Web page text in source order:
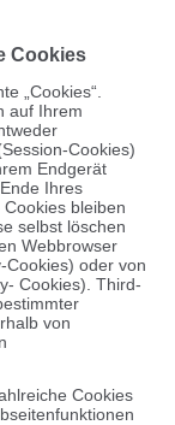
Cookies
„Cookies“.
auf Ihrem
Cookies)
Endgerät
Ihres
bleiben
selbst löschen
Webbrowser
Cookies) oder von
Cookies). Third-
von
Cookies